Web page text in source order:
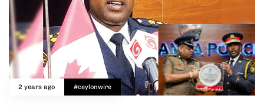
2 years ago #ceylonwire